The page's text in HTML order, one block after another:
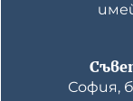
София,